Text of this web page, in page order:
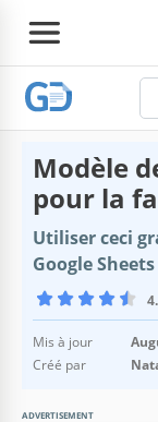
Modèle
pour la
Utiliser ceci
Google
Mis à jour
Créé par
ADVERTISEMENT